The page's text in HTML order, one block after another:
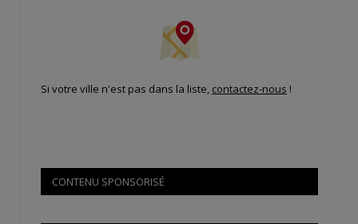
Si votre ville n'est pas dans la liste, contactez-nous !
CONTENU SPONSORISÉ